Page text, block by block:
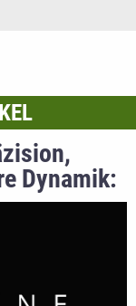
Dynamik:
setzen